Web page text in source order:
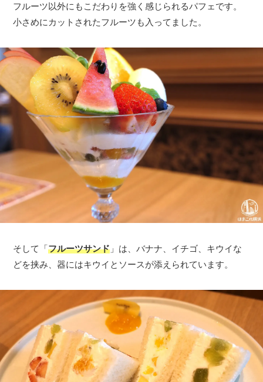
フルーツ以外にもこだわりを強く感じられるパフェです。
小さめにカットされたフルーツも入ってました。
そして「フルーツサンド 」は、バナナ、イチゴ、キウイな
どを挟み、器にはキウイとソースが添えられています。